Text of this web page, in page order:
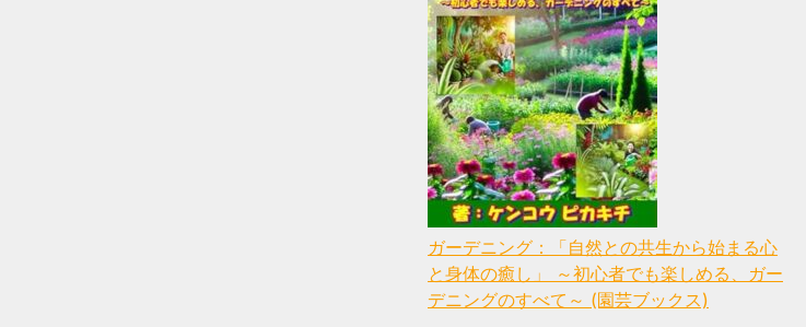
ガーデニング：「自然との共生から始まる心
と身体の癒し」 ～初心者でも楽しめる、ガー
デニングのすべて～ (園芸ブックス)